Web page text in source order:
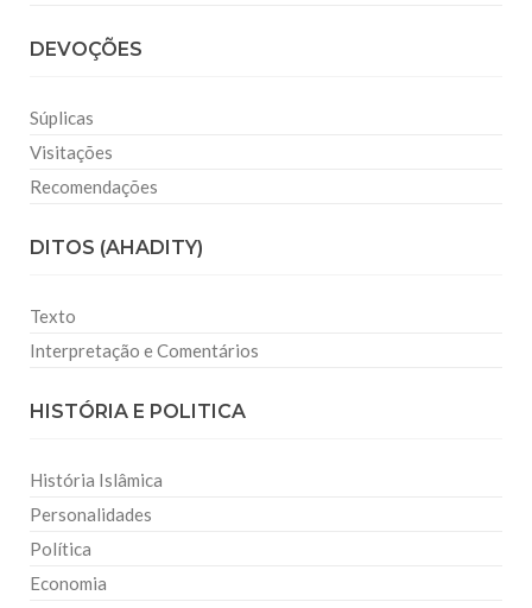
DEVOÇÕES
Súplicas
Visitações
Recomendações
DITOS (AHADITY)
Texto
Interpretação e Comentários
HISTÓRIA E POLITICA
História Islâmica
Personalidades
Política
Economia